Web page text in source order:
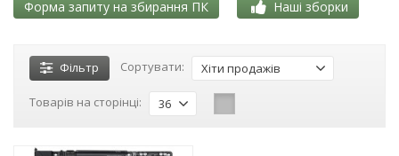
Форма запиту на збирання ПК Наші зборки
Фільтр Сортувати: Хіти продажів
Товарів на сторінці: 36